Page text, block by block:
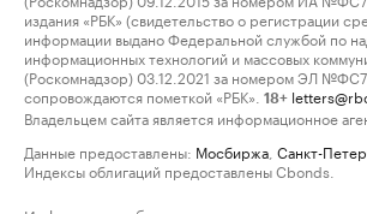
издания «РБК» (свидетельство о регистрации
информации выдано Федеральной службой по
информационных технологий и массовых
(Роскомнадзор) 03.12.2021 за номером ЭЛ
сопровождаются пометкой «РБК».
18+
Владельцем сайта является информационное
Данные предоставлены: Мосбиржа Санкт-
Индексы облигаций предоставлены Cbonds.